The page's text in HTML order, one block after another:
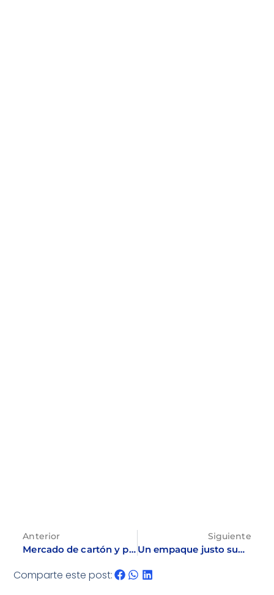
Anterior
Mercado de cartón y papel muestra creciente dinamismo
Siguiente
Un empaque justo suma valor a la cadena
Comparte este post: